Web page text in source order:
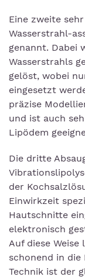
Eine zweite
Wasserstrahl-
genannt. Dabei
Wasserstrahls
gelöst, wobei
eingesetzt
präzise
und ist auch
Lipödem
Die dritte
der
Einwirkzeit
Hautschnitte
elektronisch
Auf diese Weise
schonend in die
Technik ist der